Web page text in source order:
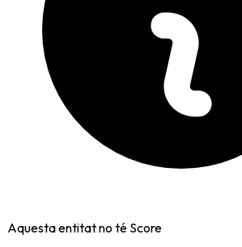
Aquesta entitat no té Score